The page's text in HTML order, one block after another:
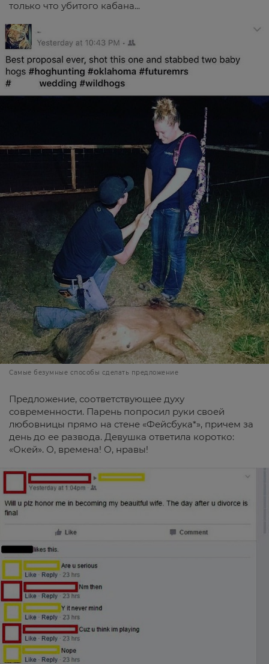
только что убитого кабана...
Самые безумные способы сделать предложение
Предложение, соответствующее духу
современности. Парень попросил руки своей
любовницы прямо на стене «Фейсбука*», причем за
день до ее развода. Девушка ответила коротко:
«Окей». О, времена! О, нравы!